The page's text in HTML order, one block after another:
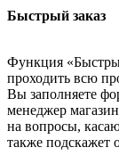
Быстрый заказ
Функция
проходить всю
Вы заполняете
менеджер
на вопросы,
также подскажет